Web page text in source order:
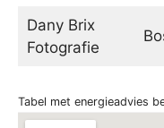
Dany Brix
Fotografie
Tabel met energieadvies